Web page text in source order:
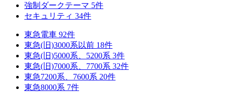
強制ダークテーマ 5件
セキュリティ 34件
東急電車 92件
東急(旧)3000系以前 18件
東急(旧)5000系、5200系 3件
東急(旧)7000系、7700系 32件
東急7200系、7600系 20件
東急8000系 7件